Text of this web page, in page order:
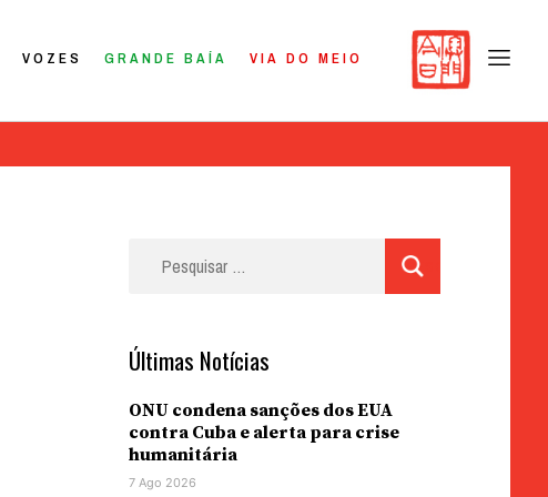
VOZES GRANDE BAÍA VIA DO MEIO
Últimas Notícias
ONU condena sanções dos EUA
contra Cuba e alerta para crise
humanitária
7 Ago 2026